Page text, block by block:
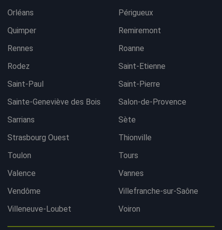
Orléans
Périgueux
Quimper
Remiremont
Rennes
Roanne
Rodez
Saint-Etienne
Saint-Paul
Saint-Pierre
Sainte-Geneviève des Bois
Salon-de-Provence
Sarrians
Sète
Strasbourg Ouest
Thionville
Toulon
Tours
Valence
Vannes
Vendôme
Villefranche-sur-Saône
Villeneuve-Loubet
Voiron